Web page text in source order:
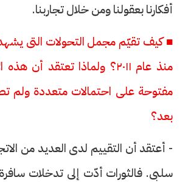
أفكارنا بعقولنا ومن خلال تجاربنا.
■ كيف تقيّم مجمل التحولات التى
منذ عام ٢٠١١؟ ولماذا تعتقد أن
مفتوحة على احتمالات متعددة ولم
بعد؟
- أعتقد أن التقييم لدى العديد من
سلبى. فالثورات أدّت إلى تدخلات